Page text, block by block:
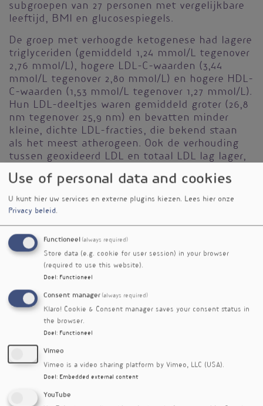
subgroepen van 27 personen met vergelijkbare
leeftijd, BMI en glucosespiegels.
De groep met verhoogde ketogenese had lagere
triglyceriden (gemiddeld 1,24 mmol/L tegenover
2,76 mmol/L), hogere LDL-C-waarden (3,44
mmol/L tegenover 2,80 mmol/L) en hogere HDL-
C-waarden (1,53 mmol/L tegenover 1,27 mmol/L).
Hun LDL-deeltjes waren gemiddeld groter (26,8
nm tegenover 25,9 nm) en bevatten minder
kleine, dichte LDL-fracties, die bekend staan
als het meest atherogeen. Ook de verhouding
tussen geoxideerd LDL en totaal LDL lag lager,
positieve relatie tussen het keton β-
hydroxybutyraat en de grootte van LDL-
insulineresistentie. Alleen triglyceriden
vertoonden een sterke negatieve samenhang
met LDL-grootte.
Mensen met een hogere natuurlijke ketogene
capaciteit hebben blijkbaar een lipidenprofiel
dat mogelijk minder atherogeen is, ondanks
verhoogd LDL-cholesterol. De grotere LDL-
wijzen op een kwalitatief gunstiger
vetmetabolisme. De studie roept de vraag op of
LDL-cholesterol in een ketogene context nog
steeds dezelfde risicowaarde heeft als bij
Use of personal data and cookies
U kunt hier uw services en externe plugins kiezen. Lees hier onze
Privacy beleid.
Functioneel (always required)
Store data (e.g. cookie for user session) in your browser
(required to use this website).
Doel : Functioneel
Consent manager (always required)
Klaro! Cookie & Consent manager saves your consent status in
the browser.
Doel : Functioneel
Vimeo
Vimeo is a video sharing platform by Vimeo, LLC (USA).
Doel : Embedded external content
YouTube